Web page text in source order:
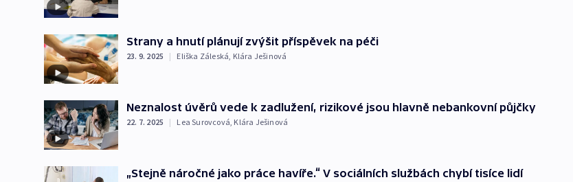
Strany a hnutí plánují zvýšit příspěvek na péči
23. 9. 2025 | Eliška Záleská, Klára Ješinová
Neznalost úvěrů vede k zadlužení, rizikové jsou hlavně nebankovní půjčky
22. 7. 2025 | Lea Surovcová, Klára Ješinová
„Stejně náročné jako práce havíře.“ V sociálních službách chybí tisíce lidí